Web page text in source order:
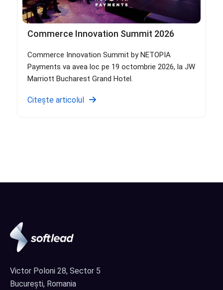
Commerce Innovation Summit 2026
Commerce Innovation Summit by NETOPIA
Payments va avea loc pe 19 octombrie 2026, la JW
Marriott Bucharest Grand Hotel.
Citește articolul
Victor Poloni 28, Sector 5
București, Romania